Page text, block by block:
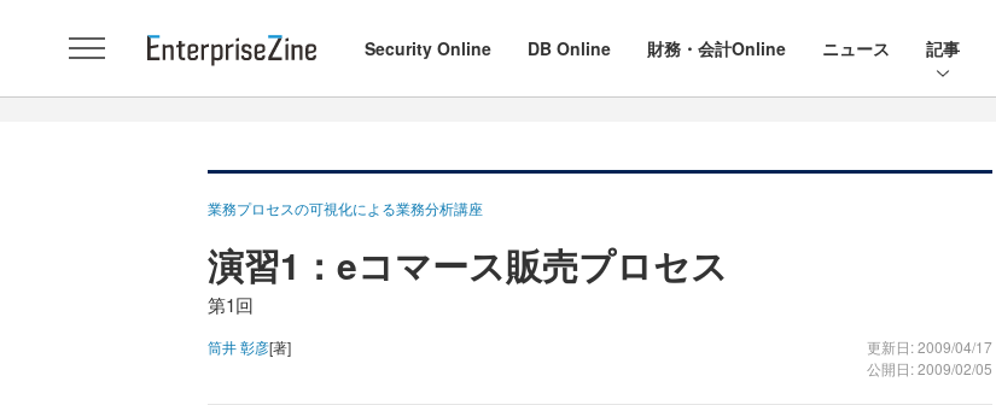
Security Online DB Online 財務・会計Online ニュース 記事
業務プロセスの可視化による業務分析講座
演習1：eコマース販売プロセス
第1回
筒井 彰彦[著]
更新日: 2009/04/17
公開日: 2009/02/05